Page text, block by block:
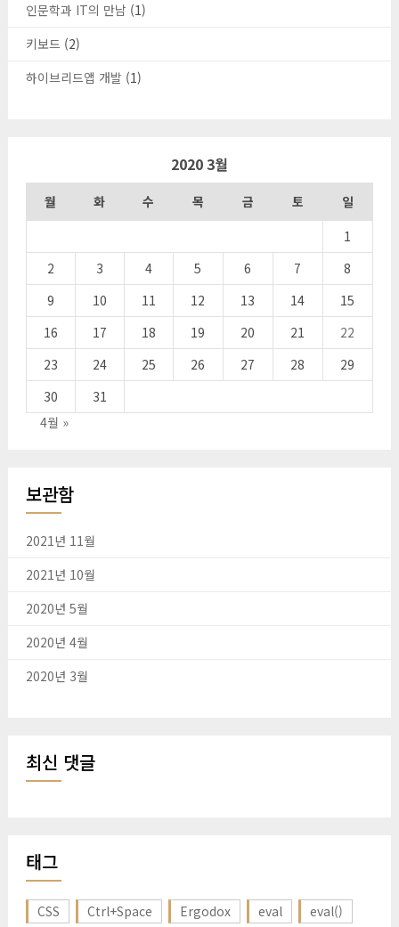
인문학과 IT의 만남 (1)
키보드(2)
하이브리드앱 개발(1)
2020 3월
월 화 수 목 금 토
일
1
2
3 4 5 6 7
8
9
10 11 12 13 14
15
16
17 18 19 20 21
22
23
24 25 26 27 28
29
30
31
4월 »
보관함
2021년 11월
2021년 10월
2020년 5월
2020년 4월
2020년 3월
최신 댓글
태그
CSS Ctrl+Space Ergodox eval
eval()